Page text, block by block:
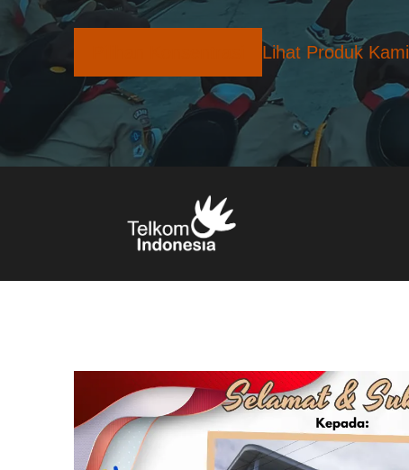
Lihat Produk Kami